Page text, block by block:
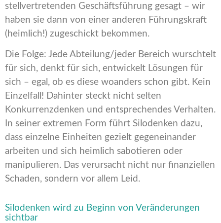
stellvertretenden Geschäftsführung gesagt – wir
haben sie dann von einer anderen Führungskraft
(heimlich!) zugeschickt bekommen.
Die Folge: Jede Abteilung/jeder Bereich wurschtelt
für sich, denkt für sich, entwickelt Lösungen für
sich – egal, ob es diese woanders schon gibt. Kein
Einzelfall! Dahinter steckt nicht selten
Konkurrenzdenken und entsprechendes Verhalten.
In seiner extremen Form führt Silodenken dazu,
dass einzelne Einheiten gezielt gegeneinander
arbeiten und sich heimlich sabotieren oder
manipulieren. Das verursacht nicht nur finanziellen
Schaden, sondern vor allem Leid.
Silodenken wird zu Beginn von Veränderungen
sichtbar